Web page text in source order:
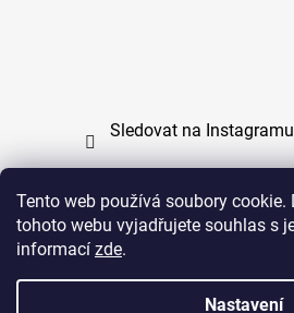
Tento web používá soubory
tohoto webu vyjadřujete souhlas s
informací zde.
Nastavení
Sledovat na Instagramu
Copyright (c) 2011 - 2026 zoo-